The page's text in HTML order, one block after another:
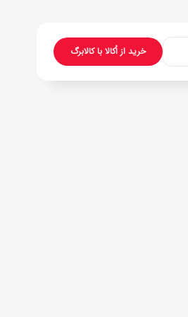
خرید از اُکالا با کالابرگجستجو...